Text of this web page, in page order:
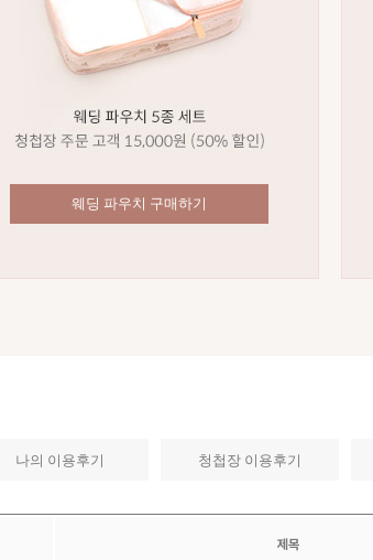
웨딩 파우치 구매하기
나의 이용후기 청첩장 이용후기
제목